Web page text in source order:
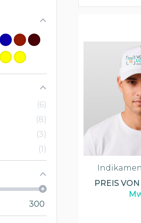
6
8
3
1
300
PREIS VON